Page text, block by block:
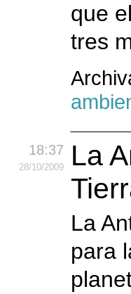
que
tres
18:37
28/10/2009
La
La
para